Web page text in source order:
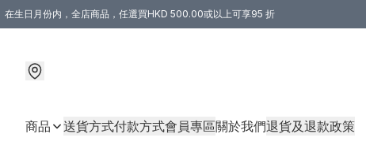
在生日月份内，全店商品，任選買HKD 500.00或以上可享95 折
商品 送貨方式付款方式會員專區關於我們退貨及退款政策